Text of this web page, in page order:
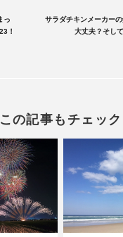
っ
！
サラダチキンメーカー
大丈夫？そし
この記事もチェック